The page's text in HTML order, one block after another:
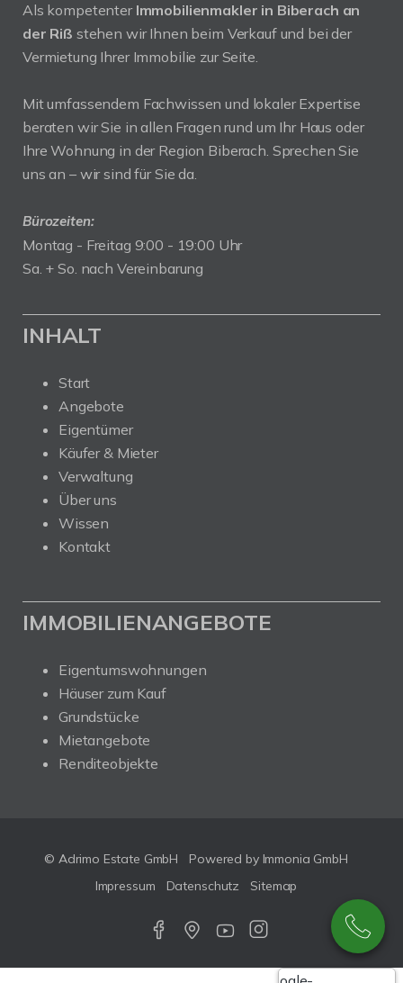
Als kompetenter Immobilienmakler in Biberach an
der Riß stehen wir Ihnen beim Verkauf und bei der
Vermietung Ihrer Immobilie zur Seite.
Mit umfassendem Fachwissen und lokaler Expertise
beraten wir Sie in allen Fragen rund um Ihr Haus oder
Ihre Wohnung in der Region Biberach. Sprechen Sie
uns an – wir sind für Sie da.
Bürozeiten:
Montag - Freitag 9:00 - 19:00 Uhr
Sa. + So. nach Vereinbarung
INHALT
Start
Angebote
Eigentümer
Käufer & Mieter
Verwaltung
Über uns
Wissen
Kontakt
IMMOBILIENANGEBOTE
Eigentumswohnungen
Häuser zum Kauf
Grundstücke
Mietangebote
Renditeobjekte
© Adrimo Estate GmbH
Powered by Immonia GmbH
Impressum
Datenschutz Sitemap